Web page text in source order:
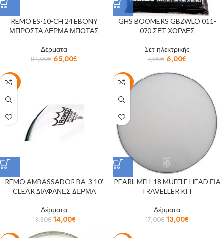
REMO ES-10-CH 24 EBONY
ΜΠΡΟΣΤΑ ΔΕΡΜΑ ΜΠΟΤΑΣ
Δέρματα
84,00€ 65,00€
GHS BOOMERS GBZWLO 011-
070 ΣΕΤ ΧΟΡΔΕΣ
Σετ ηλεκτρικής
7,00€ 6,00€
-26%
REMO AMBASSADOR BA-3 10′
CLEAR ΔΙΑΦΑΝΕΣ ΔΕΡΜΑ
Δέρματα
18,80€ 14,00€
-24%
PEARL MFH-18 MUFFLE HEAD ΓΙΑ
TRAVELLER KIT
Δέρματα
17,00€ 13,00€